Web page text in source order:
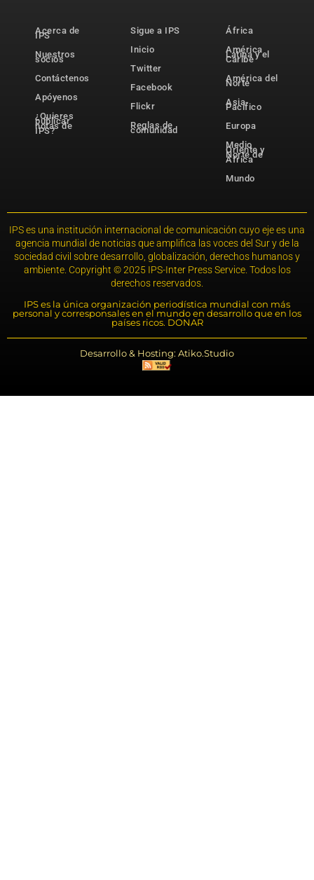
Acerca de
IPS
Nuestros
socios
Contáctenos
Apóyenos
¿Quieres
publicar
notas de
IPS?
Sigue a IPS
Inicio
Twitter
Facebook
Flickr
Reglas de
comunidad
África
América
Latina y el
Caribe
América del
Norte
Asia-
Pacífico
Europa
Medio
Oriente y
Norte de
África
Mundo
IPS es una institución internacional de comunicación cuyo eje es una
agencia mundial de noticias que amplifica las voces del Sur y de la
sociedad civil sobre desarrollo, globalización, derechos humanos y
ambiente. Copyright © 2025 IPS-Inter Press Service. Todos los
derechos reservados.
IPS es la única organización periodística mundial con más
personal y corresponsales en el mundo en desarrollo que en los
países ricos. DONAR
Desarrollo & Hosting: Atiko.Studio